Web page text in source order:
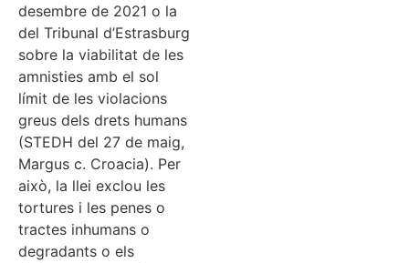
desembre de 2021 o la
del Tribunal d’Estrasburg
sobre la viabilitat de les
amnisties amb el sol
límit de les violacions
greus dels drets humans
(STEDH del 27 de maig,
Margus c. Croacia). Per
això, la llei exclou les
tortures i les penes o
tractes inhumans o
degradants o els